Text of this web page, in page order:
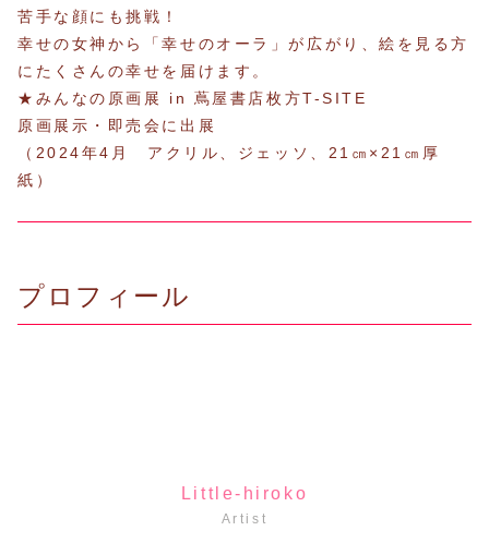
苦手な顔にも挑戦！
幸せの女神から「幸せのオーラ」が広がり、絵を見る方
にたくさんの幸せを届けます。
★みんなの原画展 in 蔦屋書店枚方T-SITE
原画展示・即売会に出展
（2024年4月 アクリル、ジェッソ、21㎝×21㎝厚
紙）
プロフィール
Little-hiroko
Artist